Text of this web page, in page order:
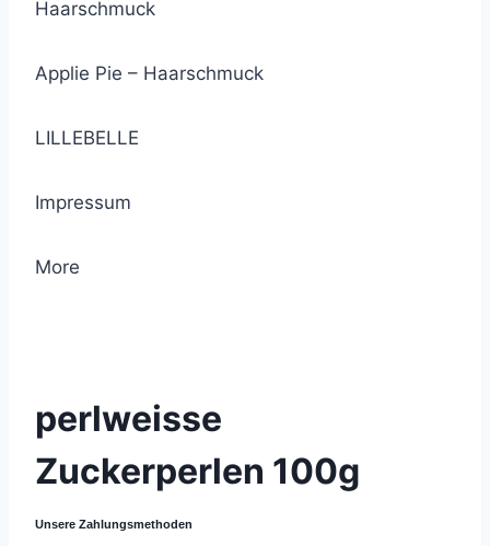
Haarschmuck
Applie Pie – Haarschmuck
LILLEBELLE
Impressum
More
perlweisse
Zuckerperlen 100g
Unsere Zahlungsmethoden